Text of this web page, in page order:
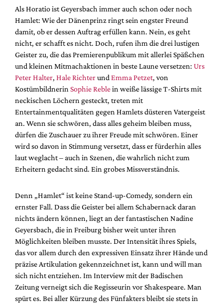
Als Horatio ist Geyersbach immer auch schon oder noch
Hamlet: Wie der Dänenprinz ringt sein engster Freund
damit, ob er dessen Auftrag erfüllen kann. Nein, es geht
nicht, er schafft es nicht. Doch, rufen ihm die drei lustigen
Geister zu, die das Premierenpublikum mit allerlei Späßchen
und kleinen Mitmachaktionen in beste Laune versetzen: Urs
Peter Halter, Hale Richterund Emma Petzet, von
Kostümbildnerin Sophie Reblein weiße lässige T-Shirts mit
neckischen Löchern gesteckt, treten mit
Entertainmentqualitäten gegen Hamlets düsteren Vatergeist
an. Wenn sie schwören, dass alles geheim bleiben muss,
dürfen die Zuschauer zu ihrer Freude mit schwören. Einer
wird so davon in Stimmung versetzt, dass er fürderhin alles
laut weglacht – auch in Szenen, die wahrlich nicht zum
Erheitern gedacht sind. Ein grobes Missverständnis.
Denn „Hamlet“ ist keine Stand-up-Comedy, sondern ein
ernster Fall. Dass die Geister bei allem Schabernack daran
nichts ändern können, liegt an der fantastischen Nadine
Geyersbach, die in Freiburg bisher weit unter ihren
Möglichkeiten bleiben musste. Der Intensität ihres Spiels,
das vor allem durch den expressiven Einsatz ihrer Hände und
präzise Artikulation gekennzeichnet ist, kann und will man
sich nicht entziehen. Im Interview mit der Badischen
Zeitung verneigt sich die Regisseurin vor Shakespeare. Man
spürt es. Bei aller Kürzung des Fünfakters bleibt sie stets in